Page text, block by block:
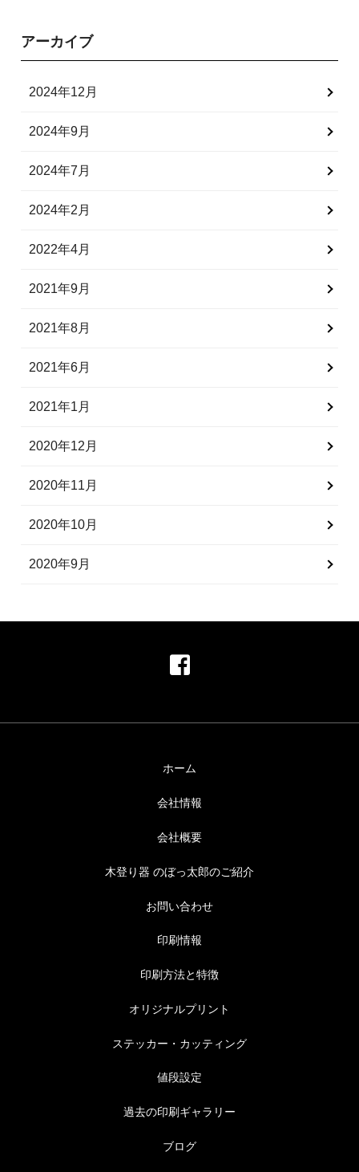
アーカイブ
2024年12月
2024年9月
2024年7月
2024年2月
2022年4月
2021年9月
2021年8月
2021年6月
2021年1月
2020年12月
2020年11月
2020年10月
2020年9月
ホーム
会社情報
会社概要
木登り器 のぼっ太郎のご紹介
お問い合わせ
印刷情報
印刷方法と特徴
オリジナルプリント
ステッカー・カッティング
値段設定
過去の印刷ギャラリー
ブログ